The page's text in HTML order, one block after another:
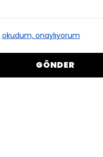
okudum, onaylıyorum
GÖNDER